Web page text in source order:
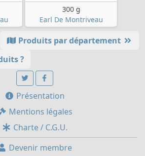
300 g
Earl De Montriveau
Produits par département
?
Présentation
Mentions légales
Charte / C.G.U.
Devenir membre